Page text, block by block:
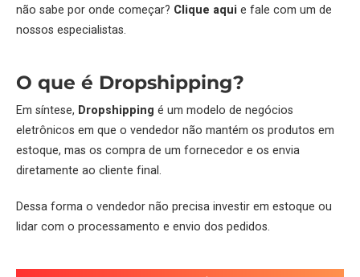
não sabe por onde começar? Clique aqui e fale com um de
nossos especialistas.
O que é Dropshipping?
Em síntese, Dropshipping é um modelo de negócios
eletrônicos em que o vendedor não mantém os produtos em
estoque, mas os compra de um fornecedor e os envia
diretamente ao cliente final.
Dessa forma o vendedor não precisa investir em estoque ou
lidar com o processamento e envio dos pedidos.